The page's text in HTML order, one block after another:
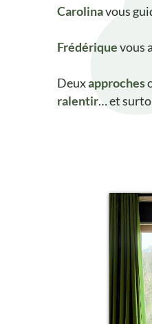
Carolinavous
Frédériquevous
Deuxapproches
ralentir… et